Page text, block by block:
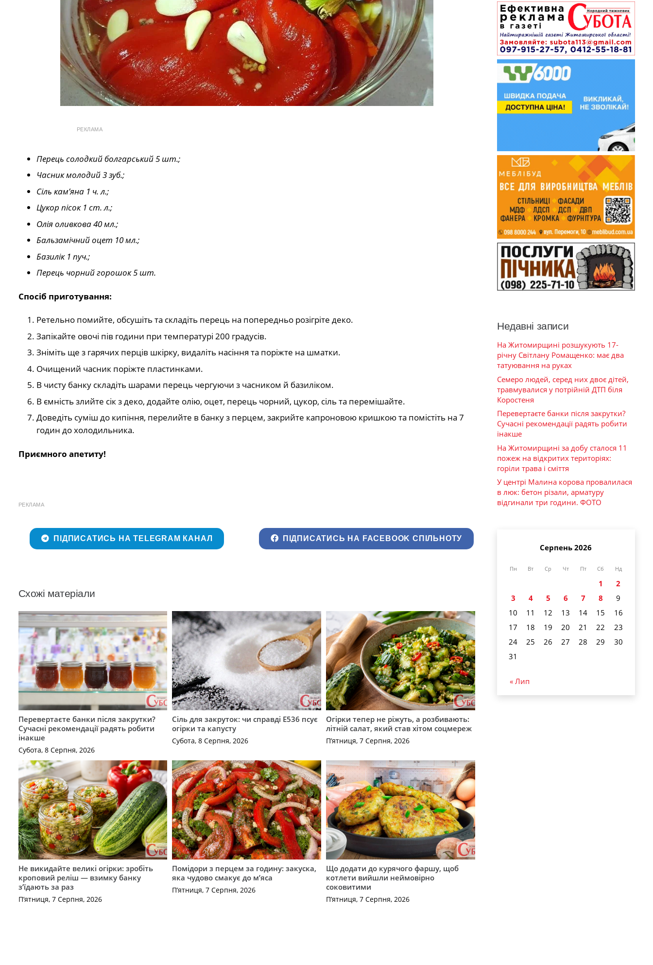
РЕКЛАМА
Перець солодкий болгарський 5 шт.;
Часник молодий 3 зуб.;
Сіль кам’яна 1 ч. л.;
Цукор пісок 1 ст. л.;
Олія оливкова 40 мл.;
Бальзамічний оцет 10 мл.;
Базилік 1 пуч.;
Перець чорний горошок 5 шт.
Спосіб приготування:
Ретельно помийте, обсушіть та складіть перець на попередньо розігріте деко.
Запікайте овочі пів години при температурі 200 градусів.
Зніміть ще з гарячих перців шкірку, видаліть насіння та поріжте на шматки.
Очищений часник поріжте пластинками.
В чисту банку складіть шарами перець чергуючи з часником й базиліком.
В ємність злийте сік з деко, додайте олію, оцет, перець чорний, цукор, сіль та перемішайте.
Доведіть суміш до кипіння, перелийте в банку з перцем, закрийте капроновою кришкою та помістіть на 7
годин до холодильника.
Приємного апетиту!
РЕКЛАМА
ПІДПИСАТИСЬ НА TELEGRAM КАНАЛ ПІДПИСАТИСЬ НА FACEBOOK СПІЛЬНОТУ
Схожі матеріали
Перевертаєте банки після закрутки?
Сучасні рекомендації радять робити
інакше
Субота, 8 Серпня, 2026
Сіль для закруток: чи справді Е536 псує
огірки та капусту
Субота, 8 Серпня, 2026
Огірки тепер не ріжуть, а розбивають:
літній салат, який став хітом соцмереж
П’ятниця, 7 Серпня, 2026
Не викидайте великі огірки: зробіть
кроповий реліш — взимку банку
з’їдають за раз
П’ятниця, 7 Серпня, 2026
Помідори з перцем за годину: закуска,
яка чудово смакує до м’яса
П’ятниця, 7 Серпня, 2026
Що додати до курячого фаршу, щоб
котлети вийшли неймовірно
соковитими
П’ятниця, 7 Серпня, 2026
Недавні записи
На Житомирщині розшукують 17-
річну Світлану Ромащенко: має два
татуювання на руках
Семеро людей, серед них двоє дітей,
травмувалися у потрійній ДТП біля
Коростеня
Перевертаєте банки після закрутки?
Сучасні рекомендації радять робити
інакше
На Житомирщині за добу сталося 11
пожеж на відкритих територіях:
горіли трава і сміття
У центрі Малина корова провалилася
в люк: бетон різали, арматуру
відгинали три години. ФОТО
Серпень 2026
Пн Вт Ср Чт Пт Сб Нд
1
2
3
4 5 6 7 8
9
10
11 12 13 14 15
16
17
18 19 20 21 22
23
24
25 26 27 28 29
30
31
« Лип